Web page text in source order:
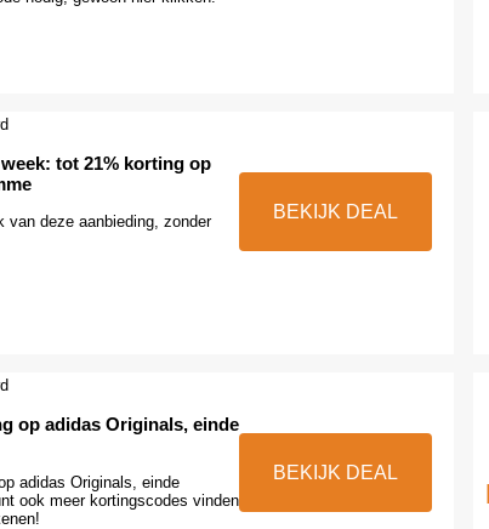
tot 21% korting op
van deze aanbieding, zonder
BEKIJK DEAL
op adidas Originals, einde
adidas Originals, einde
ook meer kortingscodes vinden
BEKIJK DEAL